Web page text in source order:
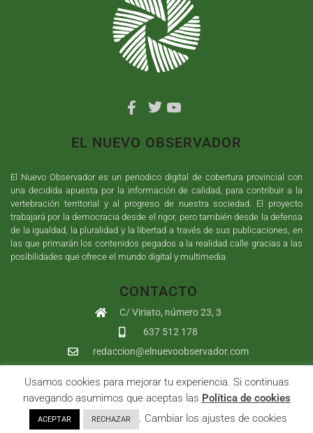
EL NUEVO OBSERVADOR
El Nuevo Observador es un periodico digital de cobertura provincial con
una decidida apuesta por la información de calidad, para contribuir a la
vertebración territorial y al progreso de nuestra sociedad. El proyecto
trabajará por la democracia desde el rigor, pero también desde la defensa
de la igualdad, la pluralidad y la libertad a través de sus publicaciones, en
las que primarán los contenidos pegados a la realidad calle gracias a las
posibilidades que ofrece el mundo digital y multimedia.
CONTACTO
C/ Viriato, número 23, 3
637 512 178
redaccion@elnuevoobservador.com
Copyright ©2026 El Nuevo Observador | Sumurdigital Diseño web
yDesarrollo| All Rights Reserved |
Privacidad|Política de cookies|User
Usamos cookies para mejorar tu experiencia. Si continuas
navegando asumimos que aceptas las Política de cookies
ACEPTAR RECHAZAR
. Cambiar los ajustes de cookies